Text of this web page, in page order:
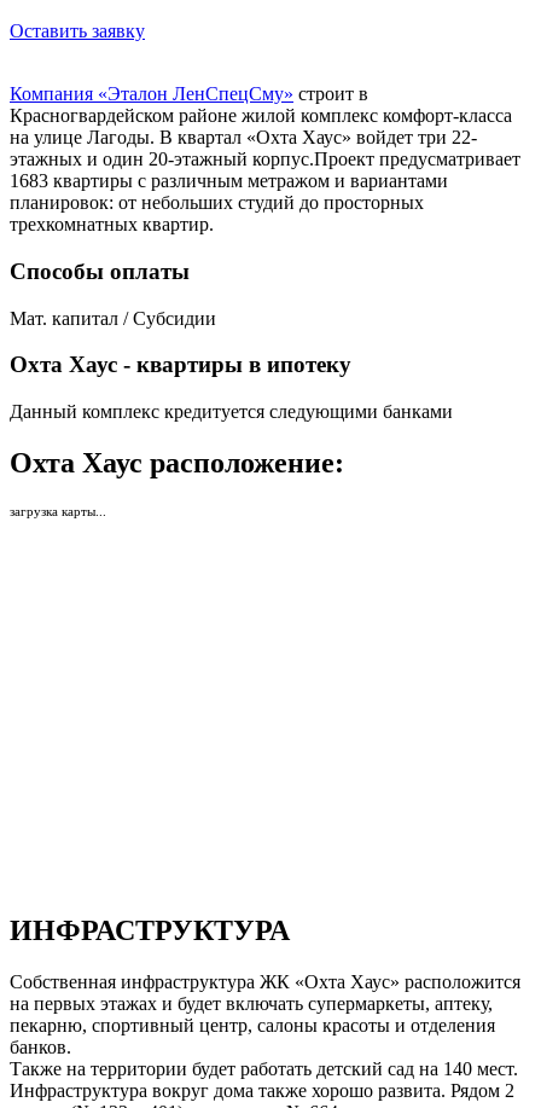
Оставить заявку
Компания «Эталон ЛенСпецСму» строит в
Красногвардейском районе жилой комплекс комфорт-класса
на улице Лагоды. В квартал «Охта Хаус» войдет три 22-
этажных и один 20-этажный корпус.Проект предусматривает
1683 квартиры с различным метражом и вариантами
планировок: от небольших студий до просторных
трехкомнатных квартир.
Способы оплаты
Мат. капитал / Субсидии
Охта Хаус - квартиры в ипотеку
Данный комплекс кредитуется следующими банками
Охта Хаус расположение:
загрузка карты...
ИНФРАСТРУКТУРА
Собственная инфраструктура ЖК «Охта Хаус» расположится
на первых этажах и будет включать супермаркеты, аптеку,
пекарню, спортивный центр, салоны красоты и отделения
банков.
Также на территории будет работать детский сад на 140 мест.
Инфраструктура вокруг дома также хорошо развита. Рядом 2